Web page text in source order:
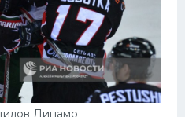
Динамо